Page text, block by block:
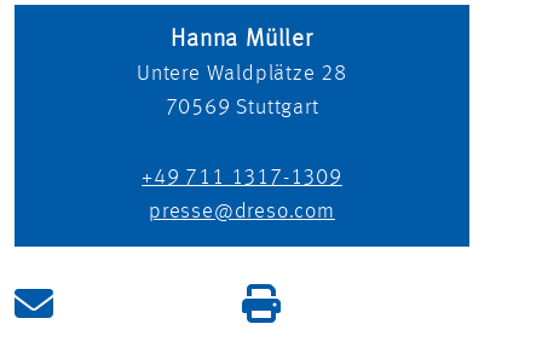
Hanna Müller
Untere Waldplätze 28
70569 Stuttgart
+49 711 1317-1309
presse@dreso.com